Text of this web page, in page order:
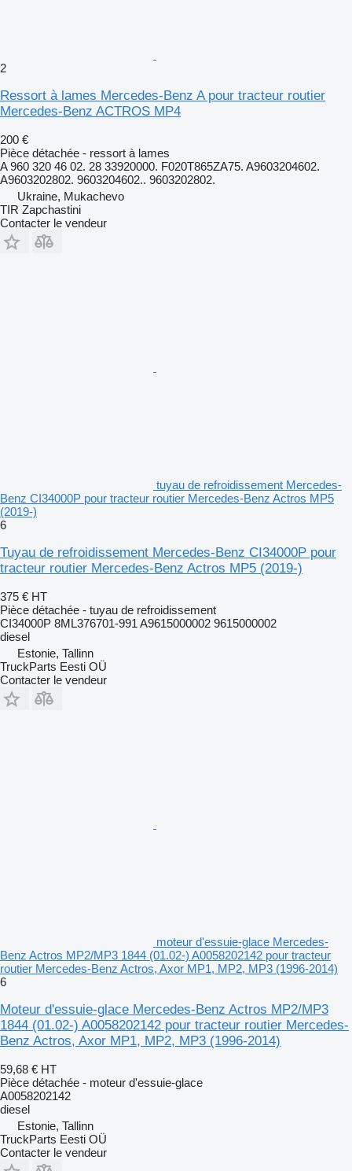
2
Ressort à lames Mercedes-Benz A pour tracteur routier
Mercedes-Benz ACTROS MP4
200 €
Pièce détachée - ressort à lames
A 960 320 46 02. 28 33920000. F020T865ZA75. A9603204602.
A9603202802. 9603204602.. 9603202802.
Ukraine, Mukachevo
TIR Zapchastini
Contacter le vendeur
tuyau de refroidissement Mercedes-
Benz CI34000P pour tracteur routier Mercedes-Benz Actros MP5
(2019-)
6
Tuyau de refroidissement Mercedes-Benz CI34000P pour
tracteur routier Mercedes-Benz Actros MP5 (2019-)
375 € HT
Pièce détachée - tuyau de refroidissement
CI34000P 8ML376701-991 A9615000002 9615000002
diesel
Estonie, Tallinn
TruckParts Eesti OÜ
Contacter le vendeur
moteur d'essuie-glace Mercedes-
Benz Actros MP2/MP3 1844 (01.02-) A0058202142 pour tracteur
routier Mercedes-Benz Actros, Axor MP1, MP2, MP3 (1996-2014)
6
Moteur d'essuie-glace Mercedes-Benz Actros MP2/MP3
1844 (01.02-) A0058202142 pour tracteur routier Mercedes-
Benz Actros, Axor MP1, MP2, MP3 (1996-2014)
59,68 € HT
Pièce détachée - moteur d'essuie-glace
A0058202142
diesel
Estonie, Tallinn
TruckParts Eesti OÜ
Contacter le vendeur